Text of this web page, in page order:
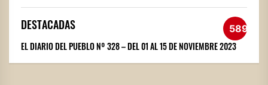
DESTACADAS 589
EL DIARIO DEL PUEBLO Nº 328 – DEL 01 AL 15 DE NOVIEMBRE 2023